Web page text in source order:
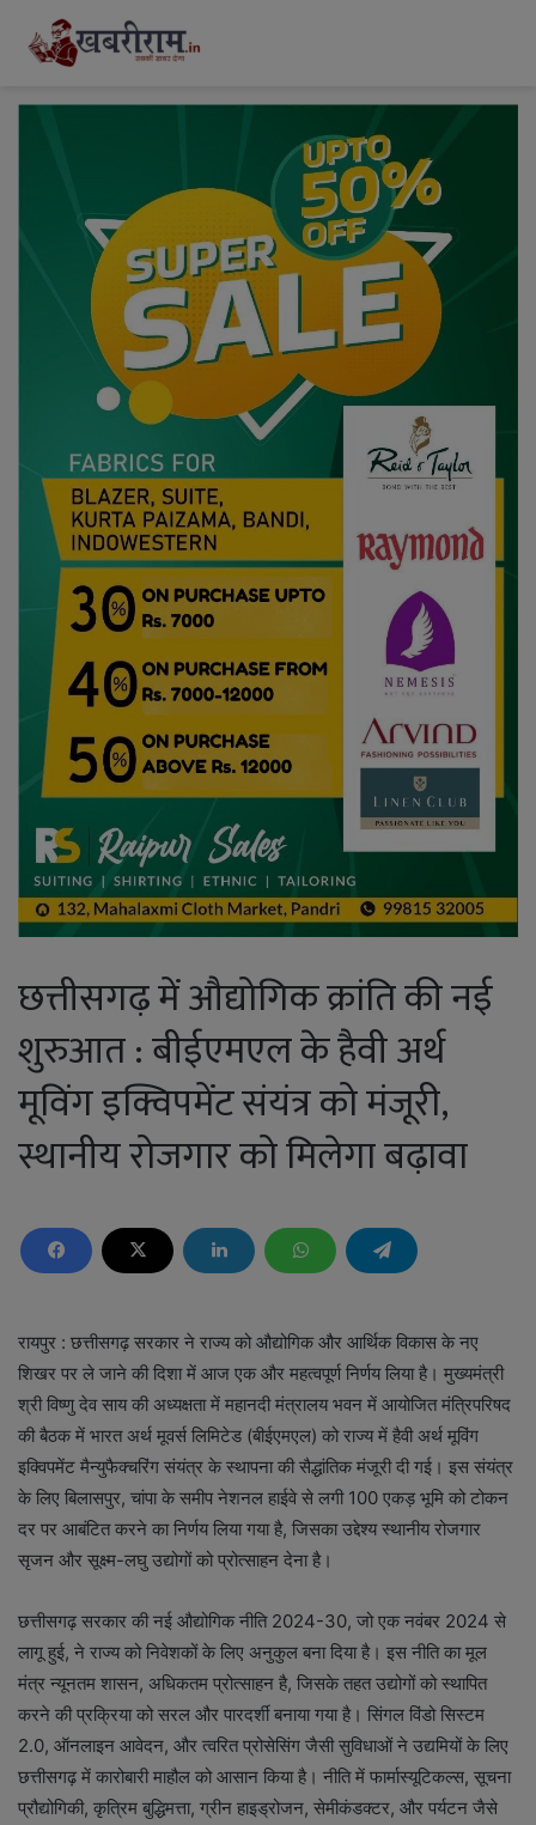
छत्तीसगढ़ में औद्योगिक क्रांति की नई
शुरुआत : बीईएमएल के हैवी अर्थ
मूविंग इक्विपमेंट संयंत्र को मंजूरी,
स्थानीय रोजगार को मिलेगा बढ़ावा
रायपुर : छत्तीसगढ़ सरकार ने राज्य को औद्योगिक और आर्थिक विकास के नए
शिखर पर ले जाने की दिशा में आज एक और महत्वपूर्ण निर्णय लिया है। मुख्यमंत्री
श्री विष्णु देव साय की अध्यक्षता में महानदी मंत्रालय भवन में आयोजित मंत्रिपरिषद
की बैठक में भारत अर्थ मूवर्स लिमिटेड (बीईएमएल) को राज्य में हैवी अर्थ मूविंग
इक्विपमेंट मैन्युफैक्चरिंग संयंत्र के स्थापना की सैद्धांतिक मंजूरी दी गई। इस संयंत्र
के लिए बिलासपुर, चांपा के समीप नेशनल हाईवे से लगी 100 एकड़ भूमि को टोकन
दर पर आबंटित करने का निर्णय लिया गया है, जिसका उद्देश्य स्थानीय रोजगार
सृजन और सूक्ष्म-लघु उद्योगों को प्रोत्साहन देना है।
छत्तीसगढ़ सरकार की नई औद्योगिक नीति 2024-30, जो एक नवंबर 2024 से
लागू हुई, ने राज्य को निवेशकों के लिए अनुकुल बना दिया है। इस नीति का मूल
मंत्र न्यूनतम शासन, अधिकतम प्रोत्साहन है, जिसके तहत उद्योगों को स्थापित
करने की प्रक्रिया को सरल और पारदर्शी बनाया गया है। सिंगल विंडो सिस्टम
2.0, ऑनलाइन आवेदन, और त्वरित प्रोसेसिंग जैसी सुविधाओं ने उद्यमियों के लिए
छत्तीसगढ़ में कारोबारी माहौल को आसान किया है। नीति में फार्मास्यूटिकल्स, सूचना
प्रौद्योगिकी, कृत्रिम बुद्धिमत्ता, ग्रीन हाइड्रोजन, सेमीकंडक्टर, और पर्यटन जैसे